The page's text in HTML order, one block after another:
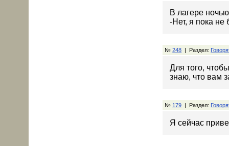
В лагере
-Нет, я пока не
№248 | Раздел:
Для того,
знаю, что вам
№ 179 | Раздел:
Я сейчас